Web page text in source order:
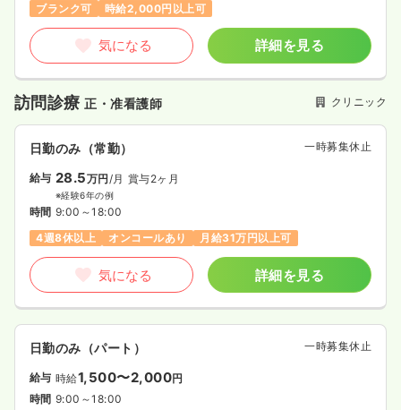
ブランク可
時給2,000円以上可
気になる 詳細を見る
訪問診療正・准看護師 クリニック
日勤のみ（常勤） 一時募集休止
給与 28.5万円 /月 賞与2ヶ月
※経験6年の例
時間 9:00～18:00
4週8休以上
オンコールあり 月給31万円以上可
気になる 詳細を見る
日勤のみ（パート） 一時募集休止
給与 時給1,500〜2,000円
時間 9:00～18:00